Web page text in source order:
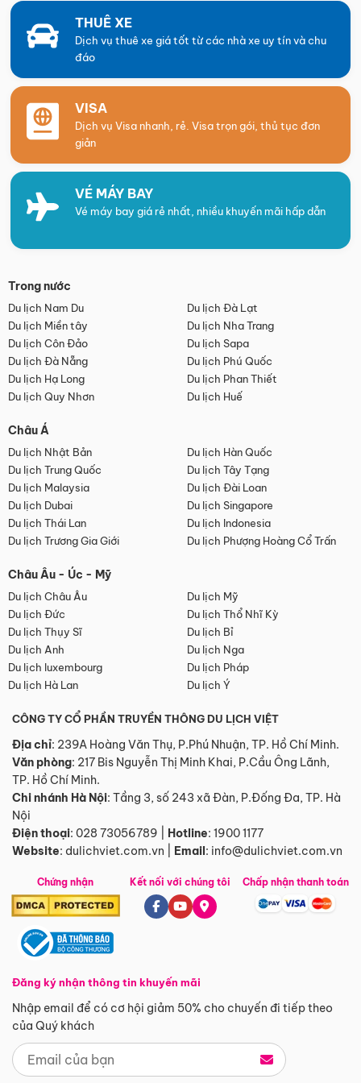
THUÊ XE
Dịch vụ thuê xe giá tốt từ các nhà xe uy tín và chu
đáo
VISA
Dịch vụ Visa nhanh, rẻ. Visa trọn gói, thủ tục đơn
giản
VÉ MÁY BAY
Vé máy bay giá rẻ nhất, nhiều khuyến mãi hấp dẫn
Trong nước
Du lịch Nam Du
Du lịch Đà Lạt
Du lịch Miền tây
Du lịch Nha Trang
Du lịch Côn Đảo
Du lịch Sapa
Du lịch Đà Nẵng
Du lịch Phú Quốc
Du lịch Hạ Long
Du lịch Phan Thiết
Du lịch Quy Nhơn
Du lịch Huế
Châu Á
Du lịch Nhật Bản
Du lịch Hàn Quốc
Du lịch Trung Quốc
Du lịch Tây Tạng
Du lịch Malaysia
Du lịch Đài Loan
Du lịch Dubai
Du lịch Singapore
Du lịch Thái Lan
Du lịch Indonesia
Du lịch Trương Gia Giới
Du lịch Phượng Hoàng Cổ Trấn
Châu Âu - Úc - Mỹ
Du lịch Châu Âu
Du lịch Mỹ
Du lịch Đức
Du lịch Thổ Nhĩ Kỳ
Du lịch Thụy Sĩ
Du lịch Bỉ
Du lịch Anh
Du lịch Nga
Du lịch luxembourg
Du lịch Pháp
Du lịch Hà Lan
Du lịch Ý
CÔNG TY CỔ PHẦN TRUYỀN THÔNG DU LỊCH VIỆT
Địa chỉ: 239A Hoàng Văn Thụ, P.Phú Nhuận, TP. Hồ Chí Minh.
Văn phòng: 217 Bis Nguyễn Thị Minh Khai, P.Cầu Ông Lãnh,
TP. Hồ Chí Minh.
Chi nhánh Hà Nội: Tầng 3, số 243 xã Đàn, P.Đống Đa, TP. Hà
Nội
Điện thoại: 028 73056789 Hotline: 1900 1177
Website: dulichviet.com.vn Email: info@dulichviet.com.vn
Chứng nhận
Đăng ký nhận thông tin khuyến mãi
Nhập email để có cơ hội giảm 50% cho chuyến đi tiếp theo
của Quý khách
Kết nối với chúng tôi Chấp nhận thanh toán